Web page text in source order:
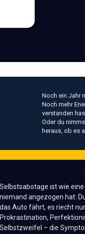
Noch ein Jahr
Noch mehr
verstanden
Oder du
heraus, ob es
Selbstsabotage ist wie
niemand angezogen hat:
das Auto fährt, es riecht
Prokrastination,
Selbstzweifel – die